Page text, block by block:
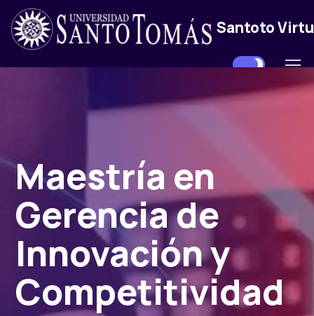
Santoto
Maestría en
Gerencia de
Innovación y
Competitividad